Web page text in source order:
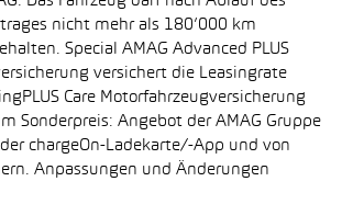
nicht mehr als 180’000 km
Special AMAG Advanced PLUS
versichert die Leasingrate
Care Motorfahrzeugversicherung
Sonderpreis: Angebot der AMAG Gruppe
chargeOn-Ladekarte/-App und von
Anpassungen und Änderungen